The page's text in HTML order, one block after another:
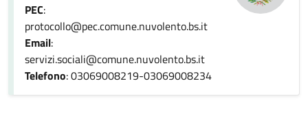
PEC:
protocollo@pec.comune.nuvolento.bs.it
Email:
servizi.sociali@comune.nuvolento.bs.it
Telefono: 03069008219-03069008234